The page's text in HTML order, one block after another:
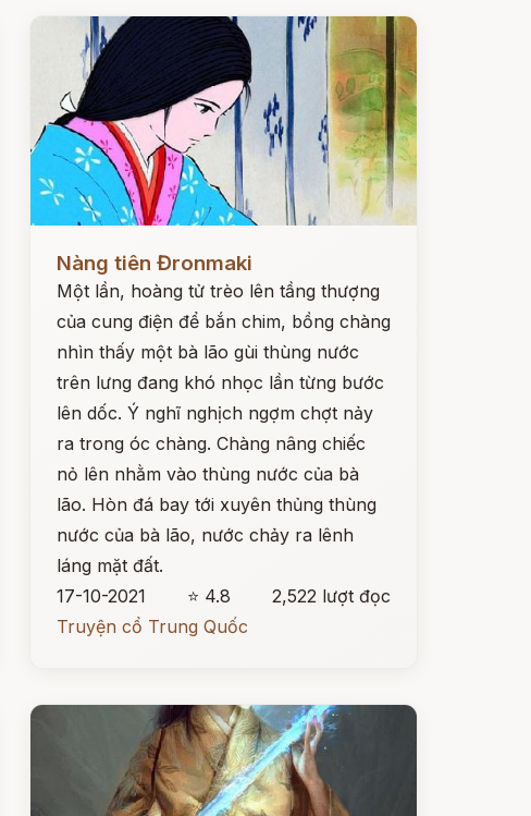
Nàng tiên Đronmaki
Một lần, hoàng tử trèo lên tầng thượng
của cung điện để bắn chim, bồng chàng
nhìn thấy một bà lão gùi thùng nước
trên lưng đang khó nhọc lần từng bước
lên dốc. Ý nghĩ nghịch ngợm chợt nảy
ra trong óc chàng. Chàng nâng chiếc
nỏ lên nhằm vào thùng nước của bà
lão. Hòn đá bay tới xuyên thủng thùng
nước của bà lão, nước chảy ra lênh
láng mặt đất.
17-10-2021
⭐ 4.8
2,522 lượt đọc
Truyện cổ Trung Quốc